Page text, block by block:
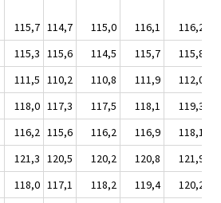
115,7 114,7 115,0 116,1
116,2
115,3 115,6 114,5 115,7
115,8
111,5 110,2 110,8 111,9
112,0
118,0 117,3 117,5 118,1
119,3
116,2 115,6 116,2 116,9
118,1
121,3 120,5 120,2 120,8
121,9
118,0 117,1 118,2 119,4
120,2